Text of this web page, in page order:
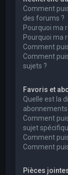
Comment
des forums ?
Pourquoi ma
Pourquoi ma
Comment
Comment
sujets ?
Favoris et
Quelle est la
abonnements
Comment
sujet
Comment
Comment
Pièces